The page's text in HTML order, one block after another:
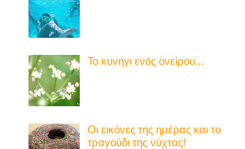
Το κυνήγι ενός ονείρου...
Οι εικόνες της ημέρας και το
τραγούδι της νύχτας!